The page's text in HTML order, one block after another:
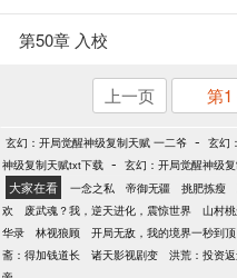
第50章 入校
上一页 第1
玄幻：开局觉醒神级复制天赋 一二爷 - 玄幻
神级复制天赋txt下载 - 玄幻：开局觉醒神级
大家在看 一念之私 帝御无疆 挑肥拣瘦
欢
废武魂？我，逆天进化，震惊世界 山村
华录
林视狼顾 开局无敌，我的境界一秒到顶
斋：得加钱道长
诸天影视剧变 洪荒：投资